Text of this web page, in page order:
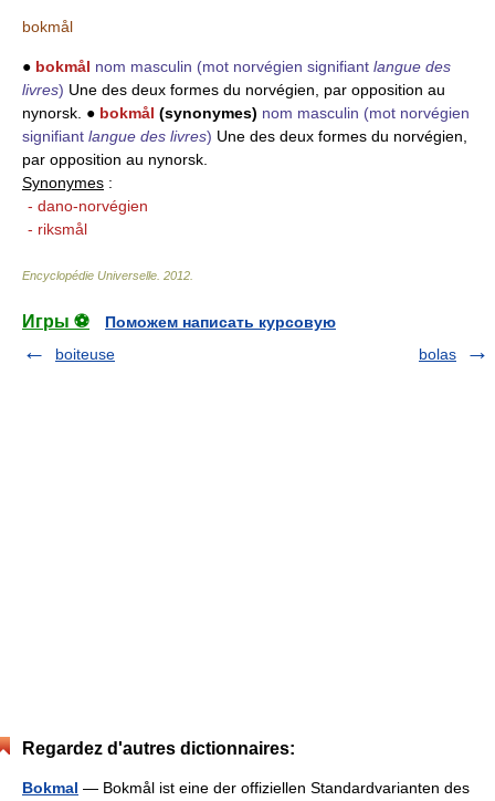
bokmål
● bokmål nom masculin (mot norvégien signifiant langue des
livres) Une des deux formes du norvégien, par opposition au
nynorsk. ● bokmål (synonymes) nom masculin (mot norvégien
signifiant langue des livres) Une des deux formes du norvégien,
par opposition au nynorsk.
Synonymes :
- dano-norvégien
- riksmål
Encyclopédie Universelle 2012
Игры ⚽
Поможем написать курсовую
boiteuse
bolas
Regardez d'autres dictionnaires:
Bokmal — Bokmål ist eine der offiziellen Standardvarianten des